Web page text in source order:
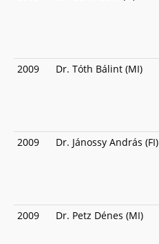
2009 Dr. Tóth Bálint (MI)
2009 Dr. Jánossy András (FI)
2009 Dr. Petz Dénes (MI)